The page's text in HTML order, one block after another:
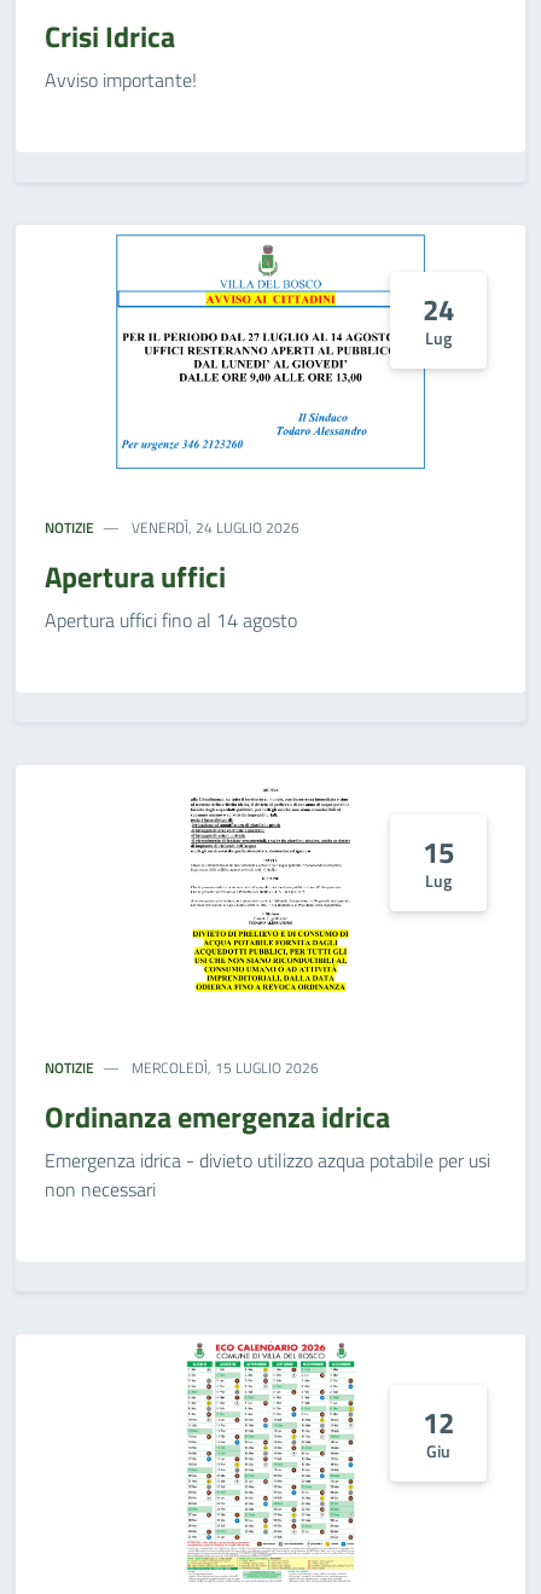
Crisi Idrica
Avviso importante!
24
Lug
NOTIZIE VENERDÌ, 24 LUGLIO 2026
Apertura uffici
Apertura uffici fino al 14 agosto
15
Lug
NOTIZIE MERCOLEDÌ, 15 LUGLIO 2026
Ordinanza emergenza idrica
Emergenza idrica - divieto utilizzo azqua potabile per usi
non necessari
12
Giu